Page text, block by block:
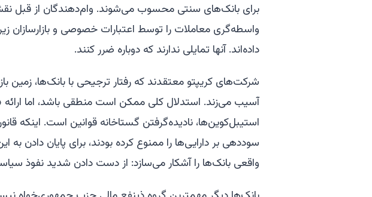
برای بانک‌های سنتی محسوب می‌شوند. وام‌دهندگان از قبل
واسطه‌گری معاملات را توسط اعتبارات خصوصی و بازارسازان
داده‌اند. آنها تمایلی ندارند که دوباره ضرر کنند.
شرکت‌های کریپتو معتقدند که رفتار ترجیحی با بانک‌ها، زمین
آسیب می‌زند. استدلال کلی ممکن است منطقی باشد، اما
استیبل‌کوین‌ها، نادیده‌گرفتن گستاخانه قوانین است. اینکه
سوددهی بر دارایی‌ها را ممنوع کرده بودند، برای پایان دادن
واقعی بانک‌ها را آشکار می‌سازد: از دست دادن شدید نفوذ